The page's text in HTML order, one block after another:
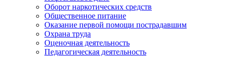
Оборот наркотических средств
Общественное питание
Оказание первой помощи пострадавшим
Охрана труда
Оценочная деятельность
Педагогическая деятельность